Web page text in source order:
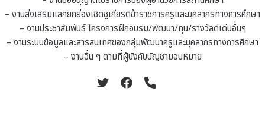
– งานส่งเสริมแลกยกย่องเชิดชูเกียรติข้าราชการครูและบุคลากรทางการศึกษา
– งานประชาสัมพันธ์ โครงการฝึกอบรม/พัฒนา/ทุน/รางวัลดีเด่นอื่นๆ
– งานระบบข้อมูลและสารสนเทศของกลุ่มพัฒนาครูและบุคลากรทางการศึกษา
– งานอื่น ๆ ตามที่ผู้บังคับบัญชามอบหมาย